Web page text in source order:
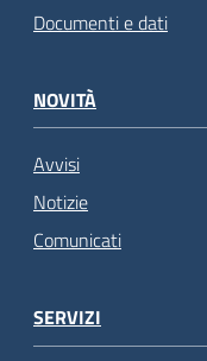
Documenti e dati
NOVITÀ
Avvisi
Notizie
Comunicati
SERVIZI